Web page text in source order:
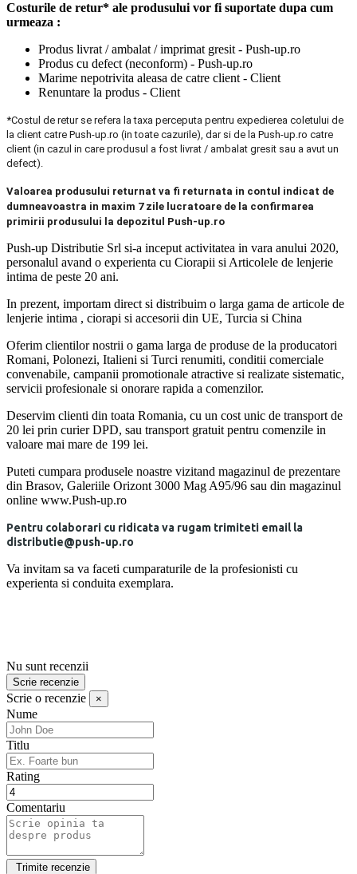
Costurile de retur* ale produsului vor fi suportate dupa cum
urmeaza :
Produs livrat / ambalat / imprimat gresit - Push-up.ro
Produs cu defect (neconform) - Push-up.ro
Marime nepotrivita aleasa de catre client - Client
Renuntare la produs - Client
*Costul de retur se refera la taxa perceputa pentru expedierea coletului de
la client catre Push-up.ro (in toate cazurile), dar si de la Push-up.ro catre
client (in cazul in care produsul a fost livrat / ambalat gresit sau a avut un
defect).
Valoarea produsului returnat va fi returnata in contul indicat de
dumneavoastra in maxim 7 zile lucratoare de la confirmarea
primirii produsului la depozitul Push-up.ro
Push-up Distributie Srl si-a inceput activitatea in vara anului 2020,
personalul avand o experienta cu Ciorapii si Articolele de lenjerie
intima de peste 20 ani.
In prezent, importam direct si distribuim o larga gama de articole de
lenjerie intima , ciorapi si accesorii din UE, Turcia si China
Oferim clientilor nostrii o gama larga de produse de la producatori
Romani, Polonezi, Italieni si Turci renumiti, conditii comerciale
convenabile, campanii promotionale atractive si realizate sistematic,
servicii profesionale si onorare rapida a comenzilor.
Deservim clienti din toata Romania, cu un cost unic de transport de
20 lei prin curier DPD, sau transport gratuit pentru comenzile in
valoare mai mare de 199 lei.
Puteti cumpara produsele noastre vizitand magazinul de prezentare
din Brasov, Galeriile Orizont 3000 Mag A95/96 sau din magazinul
online www.Push-up.ro
Pentru colaborari cu ridicata va rugam trimiteti email la
distributie@push-up.ro
Va invitam sa va faceti cumparaturile de la profesionisti cu
experienta si conduita exemplara.
Nu sunt recenzii
Scrie recenzie
Scrie o recenzie ×
Nume
Titlu
Rating
Comentariu